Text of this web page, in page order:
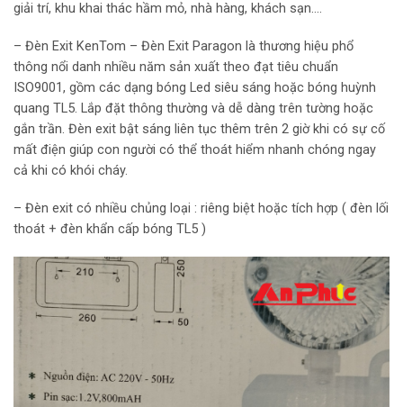
giải trí, khu khai thác hầm mỏ, nhà hàng, khách sạn….
– Đèn Exit KenTom – Đèn Exit Paragon là thương hiệu phổ
thông nổi danh nhiều năm sản xuất theo đạt tiêu chuẩn
ISO9001, gồm các dạng bóng Led siêu sáng hoặc bóng huỳnh
quang TL5. Lắp đặt thông thường và dễ dàng trên tường hoặc
gắn trần. Đèn exit bật sáng liên tục thêm trên 2 giờ khi có sự cố
mất điện giúp con người có thể thoát hiểm nhanh chóng ngay
cả khi có khói cháy.
– Đèn exit có nhiều chủng loại : riêng biệt hoặc tích hợp ( đèn lối
thoát + đèn khẩn cấp bóng TL5 )